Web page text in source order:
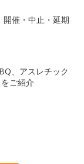
催・中止・延期
、アスレチック
ご紹介